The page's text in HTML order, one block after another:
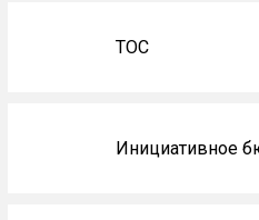
ТОС
Инициативное